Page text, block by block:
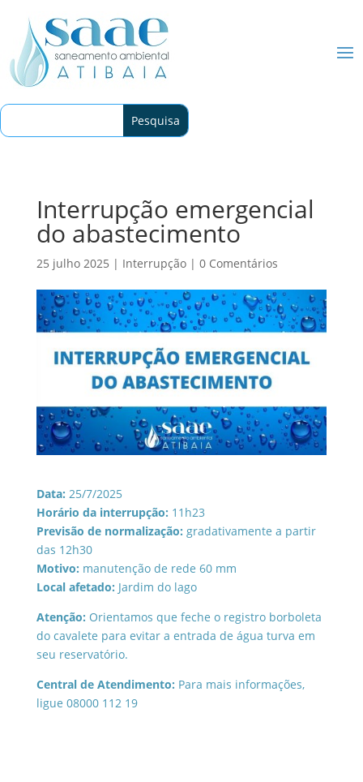
Interrupção emergencial
do abastecimento
25 julho 2025 | Interrupção| 0 Comentários
Data: 25/7/2025
Horário da interrupção: 11h23
Previsão de normalização: gradativamente a partir
das 12h30
Motivo: manutenção de rede 60 mm
Local afetado: Jardim do lago
Atenção: Orientamos que feche o registro borboleta
do cavalete para evitar a entrada de água turva em
seu reservatório.
Central de Atendimento: Para mais informações,
ligue 08000 112 19